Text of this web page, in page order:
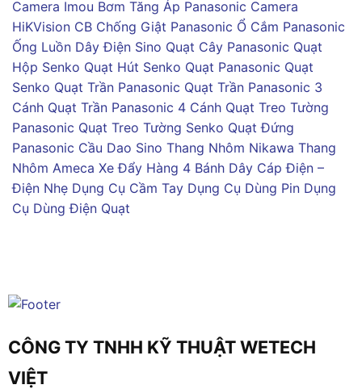
Camera Imou Bơm Tăng Áp Panasonic Camera
HiKVision CB Chống Giật Panasonic Ổ Cắm Panasonic
Ống Luồn Dây Điện Sino Quạt Cây Panasonic Quạt
Hộp Senko Quạt Hút Senko Quạt Panasonic Quạt
Senko Quạt Trần Panasonic Quạt Trần Panasonic 3
Cánh Quạt Trần Panasonic 4 Cánh Quạt Treo Tường
Panasonic Quạt Treo Tường Senko Quạt Đứng
Panasonic Cầu Dao Sino Thang Nhôm Nikawa Thang
Nhôm Ameca Xe Đẩy Hàng 4 Bánh Dây Cáp Điện –
Điện Nhẹ Dụng Cụ Cầm Tay Dụng Cụ Dùng Pin Dụng
Cụ Dùng Điện Quạt
CÔNG TY TNHH KỸ THUẬT WETECH
VIỆT